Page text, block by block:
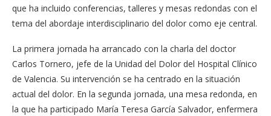
que ha incluido conferencias, talleres y mesas redondas con el
tema del abordaje interdisciplinario del dolor como eje central.
La primera jornada ha arrancado con la charla del doctor
Carlos Tornero, jefe de la Unidad del Dolor del Hospital Clínico
de Valencia. Su intervención se ha centrado en la situación
actual del dolor. En la segunda jornada, una mesa redonda, en
la que ha participado María Teresa García Salvador, enfermera